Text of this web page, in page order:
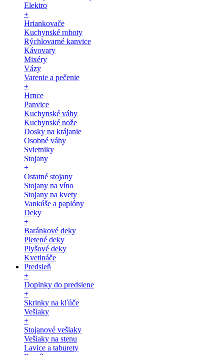
Elektro
+
Hriankovače
Kuchynské roboty
Rýchlovarné kanvice
Kávovary
Mixéry
Vázy
Varenie a pečenie
+
Hrnce
Panvice
Kuchynské váhy
Kuchynské nože
Dosky na krájanie
Osobné váhy
Svietniky
Stojany
+
Ostatné stojany
Stojany na víno
Stojany na kvety
Vankúše a paplóny
Deky
+
Baránkové deky
Pletené deky
Plyšové deky
Kvetináče
Predsieň
+
Doplnky do predsiene
+
Skrinky na kľúče
Vešiaky
+
Stojanové vešiaky
Vešiaky na stenu
Lavice a taburety